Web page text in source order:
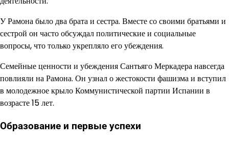
У Рамона было два брата и сестра. Вместе со своими братьями и
сестрой он часто обсуждал политические и социальные
вопросы, что только укрепляло его убеждения.
Семейные ценности и убеждения Сантьяго Меркадера навсегда
повлияли на Рамона. Он узнал о жестокости фашизма и вступил
в молодежное крыло Коммунистической партии Испании в
возрасте 15 лет.
Образование и первые успехи